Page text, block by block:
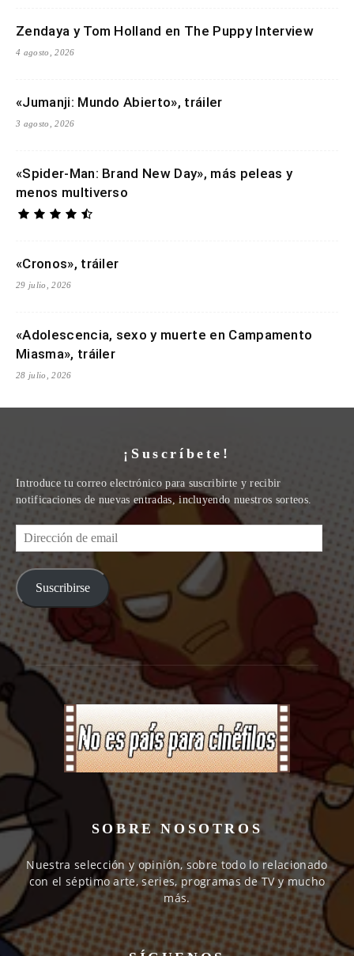
Zendaya y Tom Holland en The Puppy Interview
4 agosto, 2026
«Jumanji: Mundo Abierto», tráiler
3 agosto, 2026
«Spider-Man: Brand New Day», más peleas y
menos multiverso
«Cronos», tráiler
29 julio, 2026
«Adolescencia, sexo y muerte en Campamento
Miasma», tráiler
28 julio, 2026
¡Suscríbete!
Introduce tu correo electrónico para suscribirte y recibir
notificaciones de nuevas entradas, incluyendo nuestros sorteos.
Dirección
de
email
Suscribirse
SOBRE NOSOTROS
Nuestra selección y opinión, sobre todo lo relacionado
con el séptimo arte, series, programas de TV y mucho
más.